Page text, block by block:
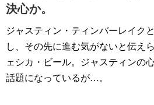
決心か。
ジャスティン・ティンバーレイク
し、その先に進む気がないと伝え
ェシカ・ビール。ジャスティンの
話題になっているが…。